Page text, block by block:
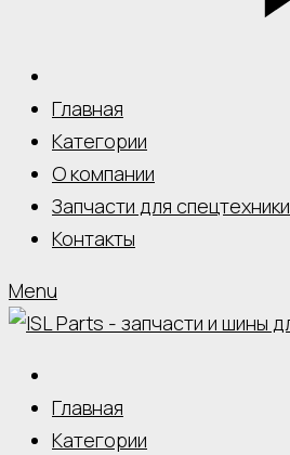
Главная
Категории
О компании
Запчасти для спецтехники
Контакты
Menu
Главная
Категории